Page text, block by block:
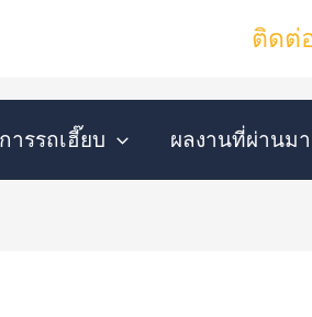
ติดต่
รรถเฮี๊ยบ ผลงานที่ผ่านมา